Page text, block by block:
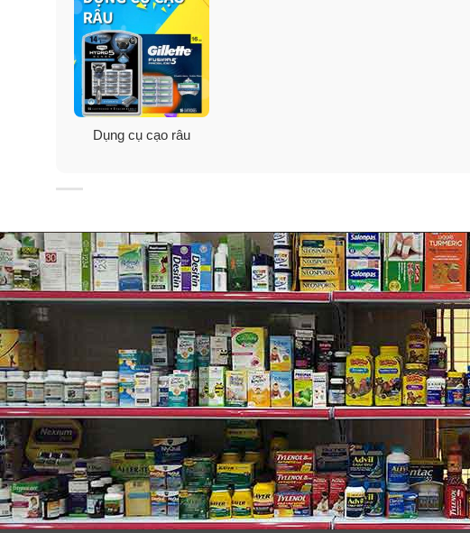
Cách sử dụng:
Lưỡi dao Fusion 5 Power được thiết kế để kéo dài tới
xanh sangmàu trắnghoặc khi bộ cạo râu của bạn bắt đầu
lưỡi cạo. Bạn có thể yên tâm sử dụng bất kỳ bộ lưỡi cạo
xuất.
Tìm hiểu thêm về các lưỡi dao cạo
Fusion5 cơ bản có năm lưỡi dao.
Tay cầm tĩnh không xoay trái và phải như ProGlide (không có
ProGlide:
ProGlide sẽ cao cấp hơn Fusion5 một bậc.
Có nhiều chất bôi trơn hơn trên đầu dao cạo.
Dụng cụ cạo râu